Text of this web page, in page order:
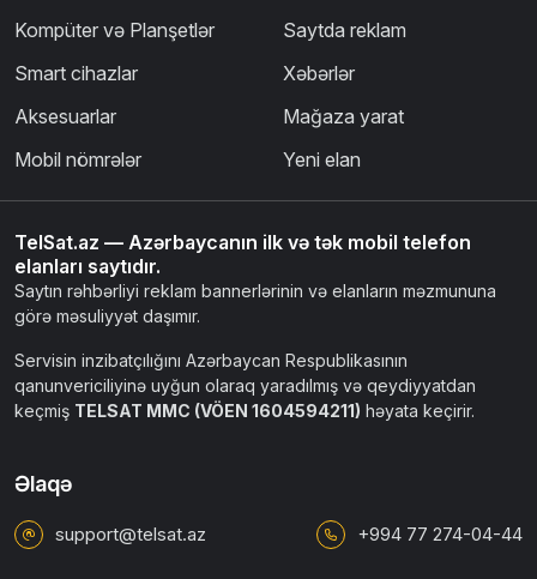
Kompüter və Planşetlər
Smart cihazlar
Aksesuarlar
Mobil nömrələr
Saytda reklam
Xəbərlər
Mağaza yarat
Yeni elan
TelSat.az — Azərbaycanın ilk və tək mobil telefon
elanları saytıdır.
Saytın rəhbərliyi reklam bannerlərinin və elanların məzmununa
görə məsuliyyət daşımır.
Servisin inzibatçılığını Azərbaycan Respublikasının
qanunvericiliyinə uyğun olaraq yaradılmış və qeydiyyatdan
keçmiş TELSAT MMC (VÖEN 1604594211) həyata keçirir.
Əlaqə
support@telsat.az +994 77 274-04-44